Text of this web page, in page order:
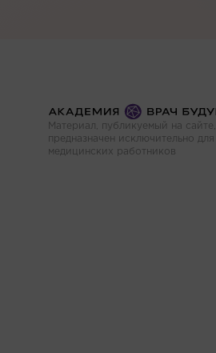
Материал, публикуемый на сайте,
предназначен исключительно для
медицинских работников